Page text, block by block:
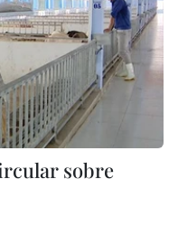
sobre